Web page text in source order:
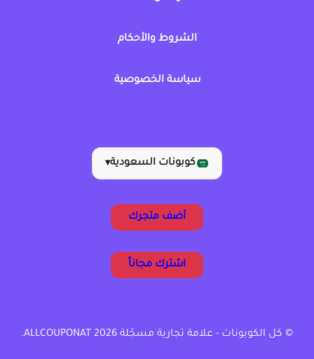
الشروط والأحكام
سياسة الخصوصية
كوبونات السعودية▾
أضف متجرك
اشترك مجاناً
© كل الكوبونات - علامة تجارية مسجّلة ALLCOUPONAT 2026.